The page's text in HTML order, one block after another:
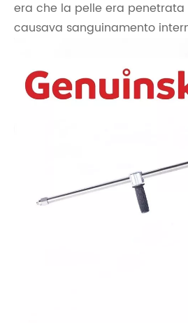
era che la pelle era
causava sanguinamento